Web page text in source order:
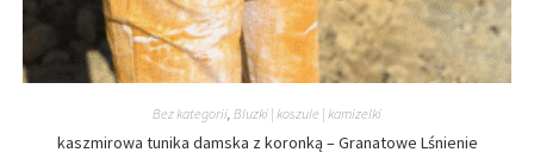
Bez kategorii, Bluzki | koszule | kamizelki
kaszmirowa tunika damska z koronką – Granatowe Lśnienie